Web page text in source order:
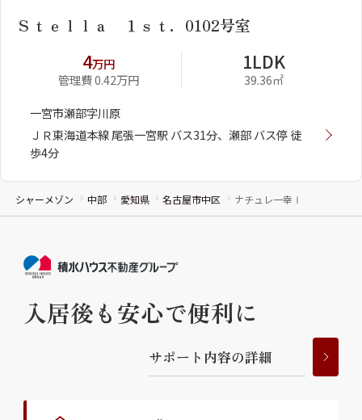
Ｓｔｅｌｌａ １ｓｔ．0102号室
4万円
管理費 0.42万円
1LDK
39.36㎡
一宮市瀬部字川原
ＪＲ東海道本線 尾張一宮駅 バス31分、瀬部 バス停 徒
歩4分
シャーメゾン 中部 愛知県 名古屋市中区 ナチュレ一幸Ⅰ
入居後も安心で便利に
サポー ト 内容の詳細